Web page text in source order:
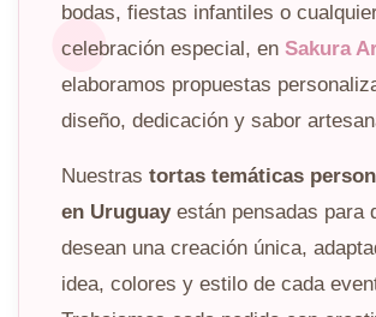
bodas, fiestas infantiles o
celebración especial, en Sakura
elaboramos propuestas
diseño, dedicación y sabor
Nuestras tortas temáticas
en Uruguayestán pensadas para
desean una creación única,
idea, colores y estilo de cada